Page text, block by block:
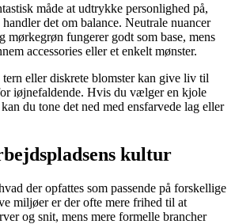
måde at udtrykke personlighed på,
det om balance. Neutrale nuancer
mørkegrøn fungerer godt som base, mens
accessories eller et enkelt mønster.
eller diskrete blomster kan give liv til
iøjnefaldende. Hvis du vælger en kjole
du tone det ned med ensfarvede lag eller
kultur
der opfattes som passende på forskellige
miljøer er der ofte mere frihed til at
og snit, mens mere formelle brancher